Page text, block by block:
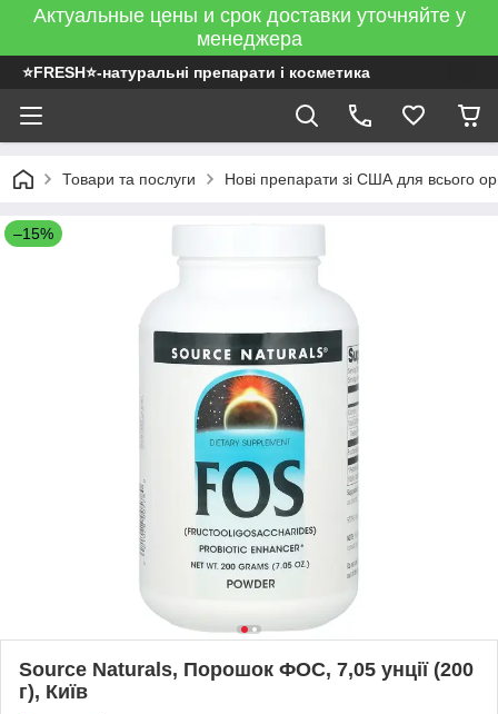
Актуальные цены и срок доставки уточняйте у
менеджера
⭐FRESH⭐-натуральні препарати і косметика
Товари та послуги Нові препарати зі США для всього
–15%
Source Naturals, Порошок ФОС, 7,05 унції (200
г), Київ